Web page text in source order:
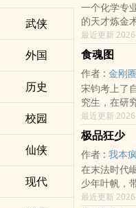
武侠
外国
历史
校园
仙侠
现代
一个化学专
的天才炼金
四射的道路
控火之力的
力惊人的炼
异能者、黑
势，如何抵
看他如何游
最近更新
食魂图
作者 : 金刚圈
宋钧考上了
究生，在研
到校，结果
了学院的一
老房子除了
士生师兄
7月17日星
最近更新
极品狂少
作者 : 我本
在末法时代
少年叶帆，
征战异世，
最近更新